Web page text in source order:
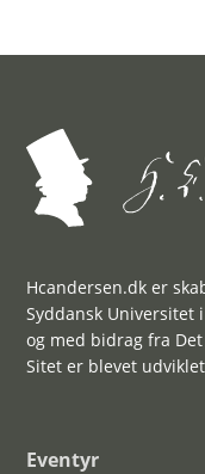
Hcandersen.dk er
Syddansk Universitet
og med bidrag fra
Sitet er blevet
Eventyr